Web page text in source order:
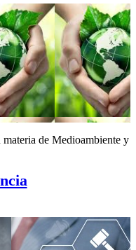
de Medioambiente y